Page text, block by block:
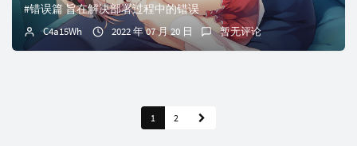
#错误篇 旨在解决部署过程中的错误
C4a15Wh 2022 年 07 月 20 日 暂无评论
1 2